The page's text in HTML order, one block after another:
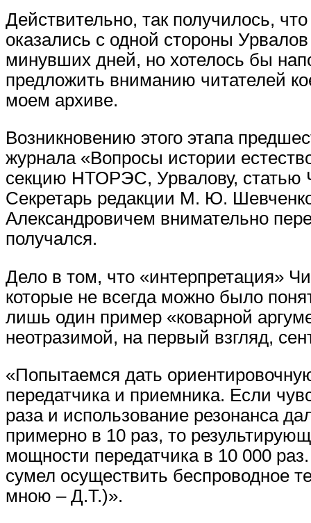
Действительно, так получилось,
оказались с одной стороны
минувших дней, но хотелось бы
предложить вниманию читателей
моем архиве.
Возникновению этого этапа
журнала «Вопросы истории
секцию НТОРЭС, Урвалову, статью
Секретарь редакции М. Ю.
Александровичем внимательно
получался.
Дело в том, что «интерпретация»
которые не всегда можно было
лишь один пример «коварной
неотразимой, на первый взгляд,
«Попытаемся дать
передатчика и приемника. Если
раза и использование резонанса
примерно в 10 раз, то
мощности передатчика в 10 000
сумел осуществить беспроводное
мною – Д.Т.)».